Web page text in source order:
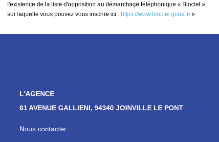
l'existence de la liste d'opposition au démarchage téléphonique « Bloctel »,
sur laquelle vous pouvez vous inscrire ici : https://www.bloctel.gouv.fr/»
L'AGENCE
61 AVENUE GALLIENI, 94340 JOINVILLE LE PONT
Nous contacter